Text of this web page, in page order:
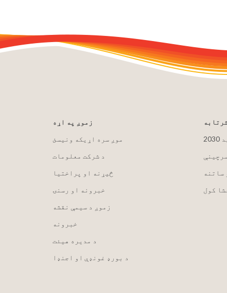
زموږ په اړه
موږ سره اړیکه ونیسئ
د شرکت معلومات
څیړنه او پراختیا
خبرونه او رسنۍ
زموږ د سیمې نقشه
خبرونه
د مدیره هیئت
د بورډ غونډې او اجنډا
ساتنه
کول